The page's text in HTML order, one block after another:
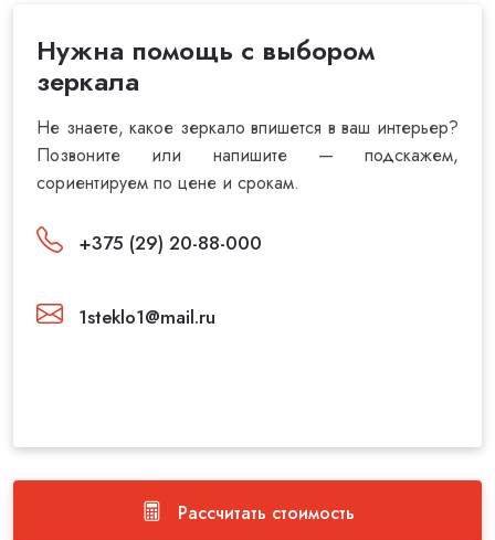
Нужна помощь с выбором
зеркала
Не знаете, какое зеркало впишется в ваш интерьер?
Позвоните или напишите — подскажем,
сориентируем по цене и срокам.
+375 (29) 20-88-000
1steklo1@mail.ru
Рассчитать стоимость